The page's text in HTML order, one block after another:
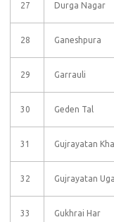
27 Durga Nagar
28 Ganeshpura
29 Garrauli
30 Geden Tal
31 Gujrayatan
32 Gujrayatan
33 Gukhrai Har